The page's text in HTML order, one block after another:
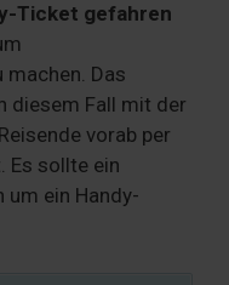
Ticket gefahren
Das
diesem Fall mit der
vorab per
Es sollte ein
ein Handy-